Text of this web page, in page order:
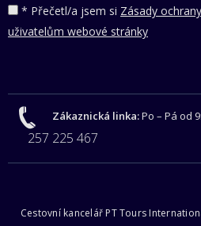
* Přečetl/a jsem si Zásady
uživatelům webové stránky
Zákaznická linka:Po – Pá od
257 225 467
Cestovní kancelář PT Tours